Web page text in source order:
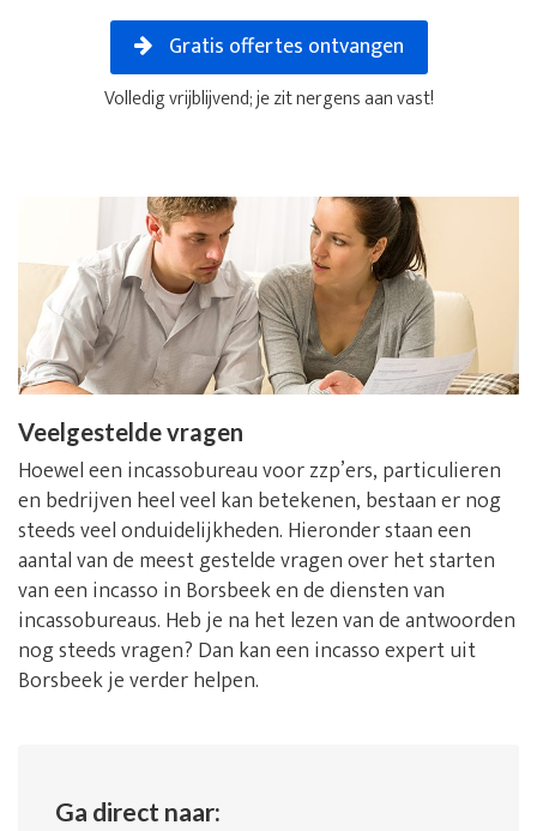
Gratis offertes ontvangen
Volledig vrijblijvend; je zit nergens aan vast!
Veelgestelde vragen
Hoewel een incassobureau voor zzp’ers, particulieren
en bedrijven heel veel kan betekenen, bestaan er nog
steeds veel onduidelijkheden. Hieronder staan een
aantal van de meest gestelde vragen over het starten
van een incasso in Borsbeek en de diensten van
incassobureaus. Heb je na het lezen van de antwoorden
nog steeds vragen? Dan kan een incasso expert uit
Borsbeek je verder helpen.
Ga direct naar: